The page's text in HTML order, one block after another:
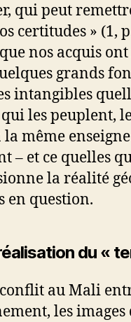
qui peut
certitudes » (1,
que nos acquis
grands
intangibles
qui les peuplent,
la même
– et ce quelles
la réalité
en question.
du «
au Mali
les